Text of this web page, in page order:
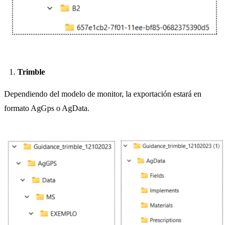
Trimble
Dependiendo del modelo de monitor, la exportación estará en
formato AgGps o AgData.